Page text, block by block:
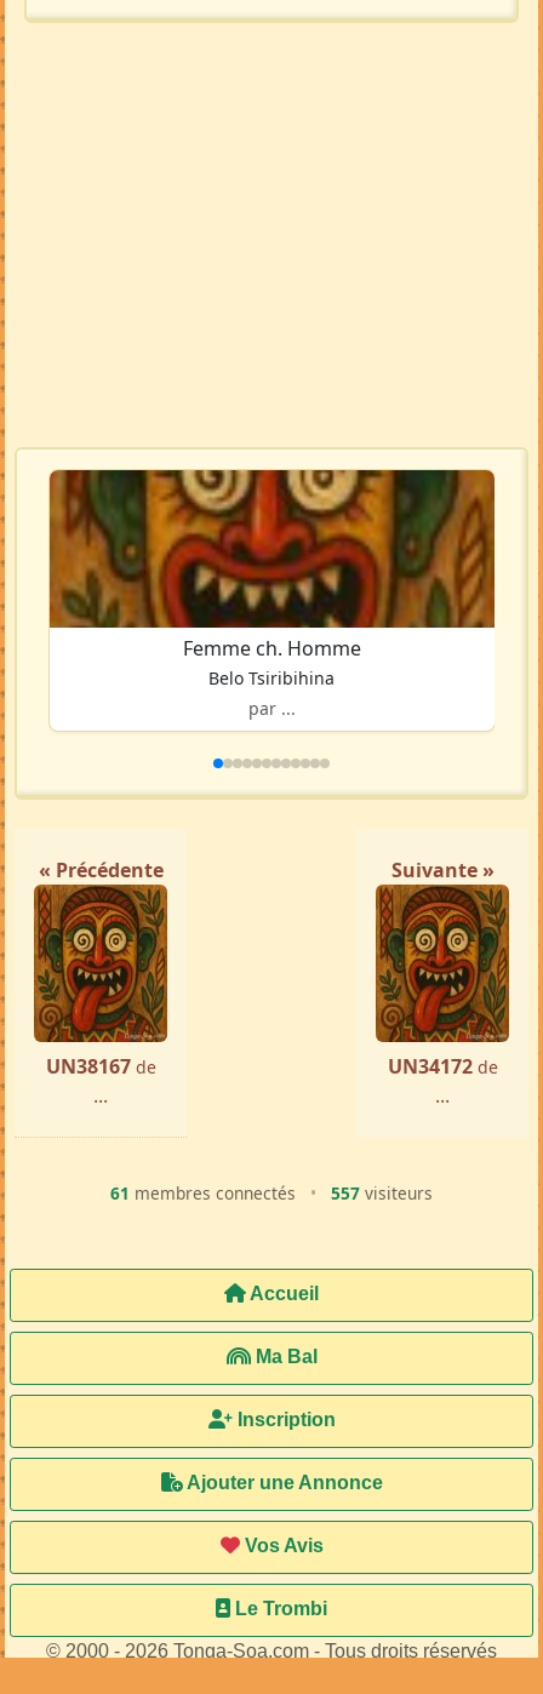
Femme ch. Homme
Belo Tsiribihina
par ...
« Précédente
UN38167 de
...
Suivante »
UN34172 de
...
61 membres connectés • 557 visiteurs
Accueil
Ma Bal
Inscription
Ajouter une Annonce
Vos Avis
Le Trombi
© 2000 - 2026 Tonga-Soa.com - Tous droits réservés